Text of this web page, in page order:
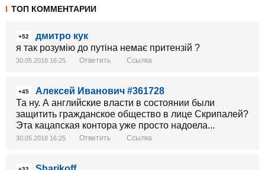
ТОП КОММЕНТАРИИ
+52
дмитро кук
я так розумію до путіна немає притензій ?
30.05.2018 16:25 Ответить Ссылка
+45
Алексей Иванович #361728
Та ну. А английские власти в состоянии были
защитить гражданское общество в лице Скрипалей?
Эта кацапская контора уже просто надоела...
30.05.2018 16:25 Ответить Ссылка